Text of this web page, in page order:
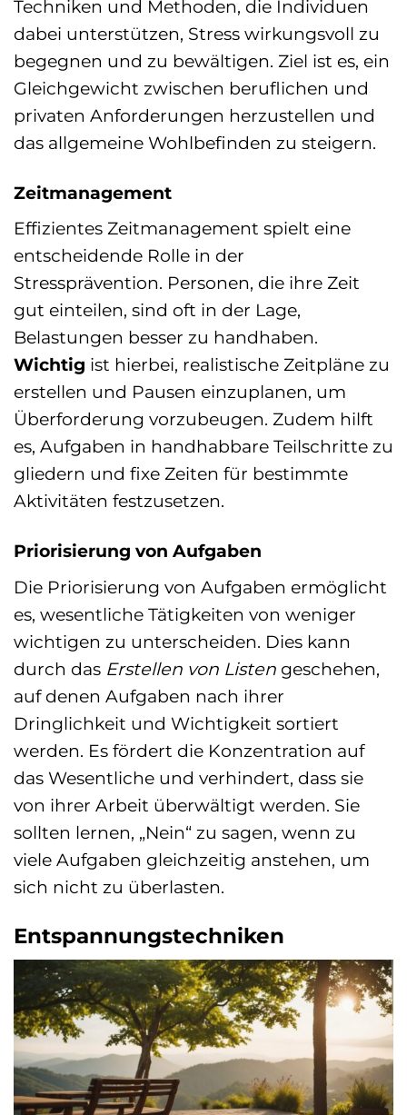
Techniken und Methoden, die Individuen
dabei unterstützen, Stress wirkungsvoll zu
begegnen und zu bewältigen. Ziel ist es, ein
Gleichgewicht zwischen beruflichen und
privaten Anforderungen herzustellen und
das allgemeine Wohlbefinden zu steigern.
Zeitmanagement
Effizientes Zeitmanagement spielt eine
entscheidende Rolle in der
Stressprävention. Personen, die ihre Zeit
gut einteilen, sind oft in der Lage,
Belastungen besser zu handhaben.
Wichtig ist hierbei, realistische Zeitpläne zu
erstellen und Pausen einzuplanen, um
Überforderung vorzubeugen. Zudem hilft
es, Aufgaben in handhabbare Teilschritte zu
gliedern und fixe Zeiten für bestimmte
Aktivitäten festzusetzen.
Priorisierung von Aufgaben
Die Priorisierung von Aufgaben ermöglicht
es, wesentliche Tätigkeiten von weniger
wichtigen zu unterscheiden. Dies kann
durch das Erstellen von Listen geschehen,
auf denen Aufgaben nach ihrer
Dringlichkeit und Wichtigkeit sortiert
werden. Es fördert die Konzentration auf
das Wesentliche und verhindert, dass sie
von ihrer Arbeit überwältigt werden. Sie
sollten lernen, „Nein“ zu sagen, wenn zu
viele Aufgaben gleichzeitig anstehen, um
sich nicht zu überlasten.
Entspannungstechniken